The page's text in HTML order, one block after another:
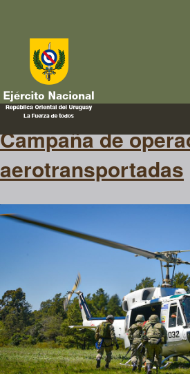
Campaña de
aerotransportadas